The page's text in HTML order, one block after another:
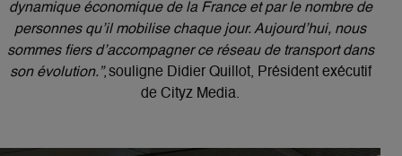
dynamique économique de la France et par le nombre de
personnes qu’il mobilise chaque jour. Aujourd’hui, nous
sommes fiers d’accompagner ce réseau de transport dans
son évolution.”, souligne Didier Quillot, Président exécutif
de Cityz Media.